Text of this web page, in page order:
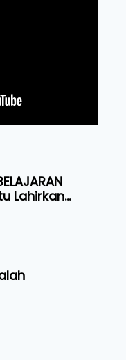
Lahirkan
Berdaya